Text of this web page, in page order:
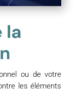
la
ou de votre
les éléments